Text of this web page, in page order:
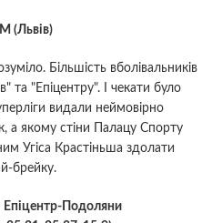
(Львів)
Більшість вболівальників
та "Епіцентру". І чекати було
видали неймовірно
а якому стіни Палацу Спорту
Угіса Крастіньша здолати
брейку.
Подоляни